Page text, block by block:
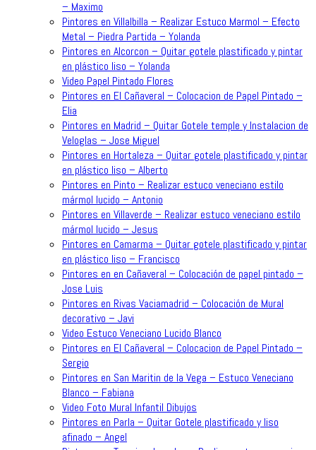
– Maximo
Pintores en Villalbilla – Realizar Estuco Marmol – Efecto
Metal – Piedra Partida – Yolanda
Pintores en Alcorcon – Quitar gotele plastificado y pintar
en plástico liso – Yolanda
Video Papel Pintado Flores
Pintores en El Cañaveral – Colocacion de Papel Pintado –
Elia
Pintores en Madrid – Quitar Gotele temple y Instalacion de
Veloglas – Jose Miguel
Pintores en Hortaleza – Quitar gotele plastificado y pintar
en plástico liso – Alberto
Pintores en Pinto – Realizar estuco veneciano estilo
mármol lucido – Antonio
Pintores en Villaverde – Realizar estuco veneciano estilo
mármol lucido – Jesus
Pintores en Camarma – Quitar gotele plastificado y pintar
en plástico liso – Francisco
Pintores en en Cañaveral – Colocación de papel pintado –
Jose Luis
Pintores en Rivas Vaciamadrid – Colocación de Mural
decorativo – Javi
Video Estuco Veneciano Lucido Blanco
Pintores en El Cañaveral – Colocacion de Papel Pintado –
Sergio
Pintores en San Maritin de la Vega – Estuco Veneciano
Blanco – Fabiana
Video Foto Mural Infantil Dibujos
Pintores en Parla – Quitar Gotele plastificado y liso
afinado – Angel